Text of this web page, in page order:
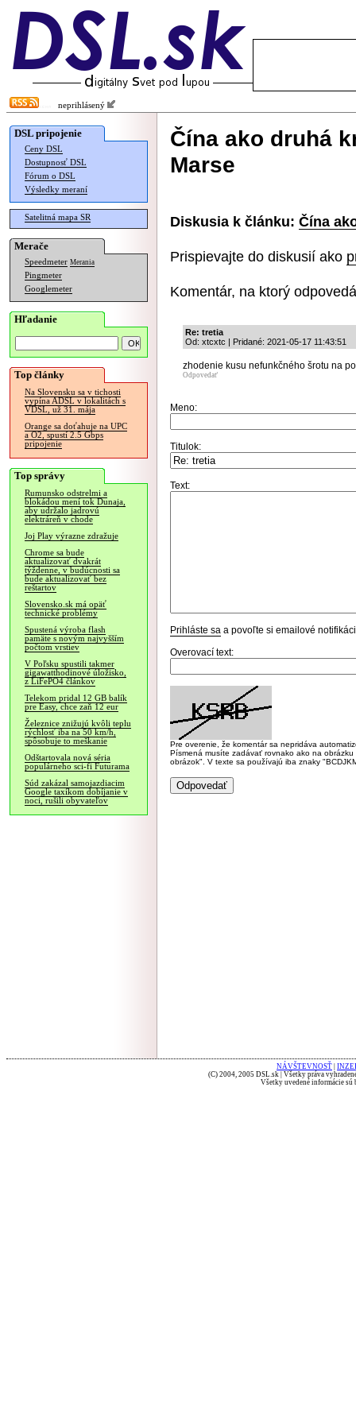
neprihlásený
DSL pripojenie
Ceny DSL
Dostupnosť DSL
Fórum o DSL
Výsledky meraní
Satelitná mapa SR
Merače
Speedmeter Merania
Pingmeter
Googlemeter
Hľadanie
Top články
Na Slovensku sa v tichosti
vypína ADSL v lokalitách s
VDSL, už 31. mája
Orange sa doťahuje na UPC
a O2, spustí 2.5 Gbps
pripojenie
Top správy
Rumunsko odstrelmi a
blokádou mení tok Dunaja,
aby udržalo jadrovú
elektráreň v chode
Joj Play výrazne zdražuje
Chrome sa bude
aktualizovať dvakrát
týždenne, v budúcnosti sa
bude aktualizovať bez
reštartov
Slovensko.sk má opäť
technické problémy
Spustená výroba flash
pamäte s novým najvyšším
počtom vrstiev
V Poľsku spustili takmer
gigawatthodinové úložisko,
z LiFePO4 článkov
Telekom pridal 12 GB balík
pre Easy, chce zaň 12 eur
Železnice znižujú kvôli teplu
rýchlosť iba na 50 km/h,
spôsobuje to meškanie
Odštartovala nová séria
populárneho sci-fi Futurama
Súd zakázal samojazdiacim
Google taxíkom dobíjanie v
noci, rušili obyvateľov
Čína ako druhá
Marse
Diskusia k článku: Čína
Prispievajte do diskusií ako
Komentár, na ktorý
Re: tretia
Od: xtcxtc | Pridané: 2021-05-17 11:43:51
zhodenie kusu nefunkčného šrotu na
Odpovedať
Meno:
Titulok:
Text:
Prihláste sa a povoľte si emailové
Overovací text:
Pre overenie, že komentár sa nepridáva
Písmená musíte zadávať rovnako ako na
obrázok". V texte sa používajú iba znaky
NÁVŠTEVNOSŤ
(C) 2004, 2005 DSL.sk | Všetky práva
Všetky uvedené informácie sú